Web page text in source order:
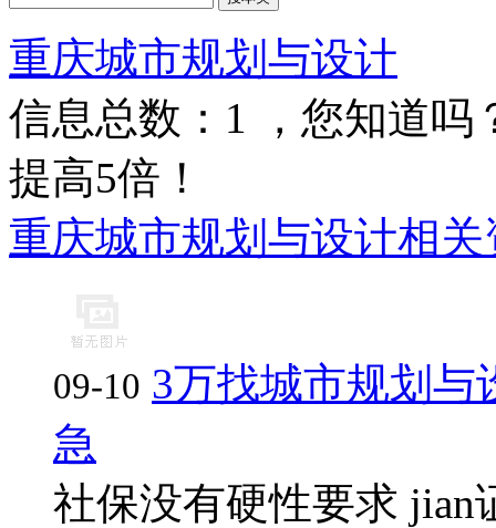
重庆城市规划与设计
信息总数： 1 ，您知道
提高5倍！
重庆城市规划与设计相关
09-10 3万找城市规划与
急
社保没有硬性要求 jian